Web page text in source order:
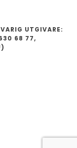
UTGIVARE:
68 77,